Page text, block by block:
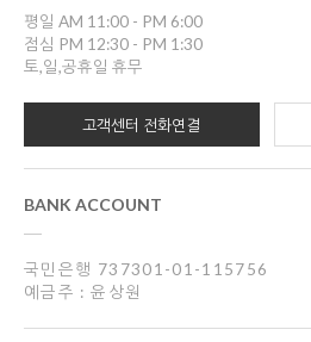
평일 AM 11:00 - PM 6:00
점심 PM 12:30 - PM 1:30
토,일,공휴일 휴무
고객센터 전화연결
BANK ACCOUNT
국민은행 737301-01-115756
예금주 : 윤상원